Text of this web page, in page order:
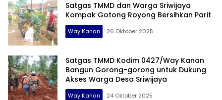
Satgas TMMD dan Warga Sriwijaya
Kompak Gotong Royong Bersihkan Parit
Way Kanan 26 Oktober 2025
Satgas TMMD Kodim 0427/Way Kanan
Bangun Gorong-gorong untuk Dukung
Akses Warga Desa Sriwijaya
Way Kanan 24 Oktober 2025